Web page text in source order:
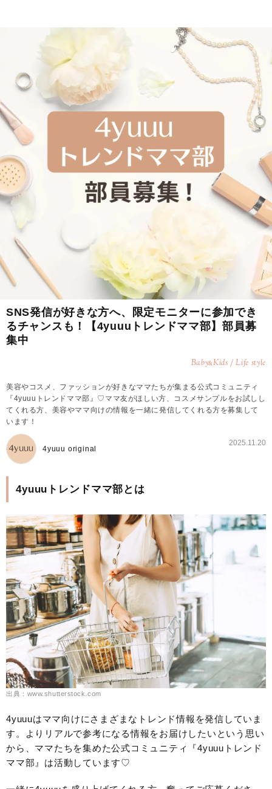
SNS発信が好きな方へ、限定モニターに参加でき
るチャンスも！【4yuuuトレンドママ部】部員募
集中
Baby&Kids / Life style
美容やコスメ、ファッションが好きなママたちが集まる公式コミュニティ
『4yuuuトレンドママ部』♡ママ友がほしい方、コスメサンプルをお試しし
てくれる方、美容やママ向けの情報を一緒に発信してくれる方を募集して
います！
4yuuu original
2025.11.20
4yuuuトレンドママ部とは
出典：www.shutterstock.com
4yuuuはママ向けにさまざまなトレンド情報を発信していま
す。よりリアルで参考になる情報をお届けしたいという思い
から、ママたちを集めた公式コミュニティ『4yuuuトレンド
ママ部』は活動しています♡